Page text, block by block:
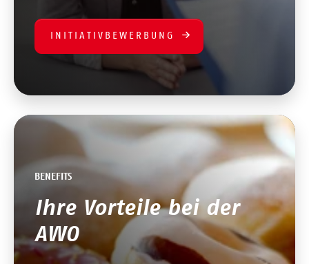
INITIATIVBEWERBUNG
BENEFITS
Ihre Vorteile bei der
AWO